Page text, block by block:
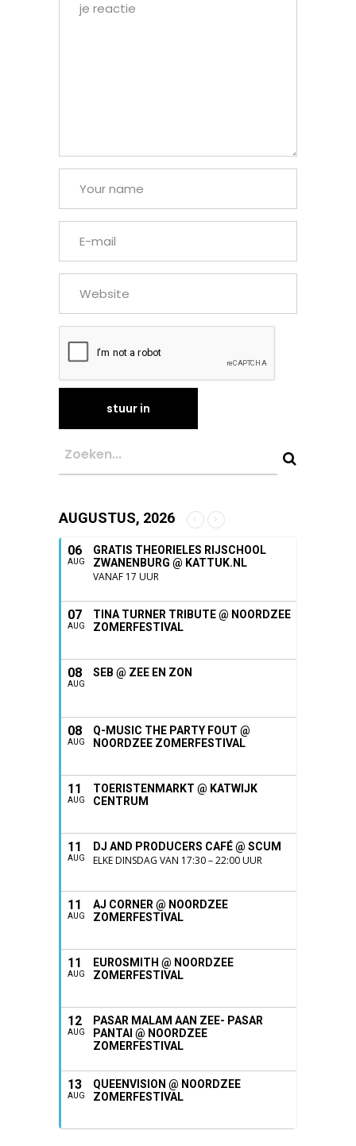
AUGUSTUS, 2026
06
AUG
GRATIS THEORIELES RIJSCHOOL
ZWANENBURG @ KATTUK.NL
VANAF 17 UUR
07
AUG
TINA TURNER TRIBUTE @ NOORDZEE
ZOMERFESTIVAL
08
AUG
SEB @ ZEE EN ZON
08
AUG
Q-MUSIC THE PARTY FOUT @
NOORDZEE ZOMERFESTIVAL
11
AUG
TOERISTENMARKT @ KATWIJK
CENTRUM
11
AUG
DJ AND PRODUCERS CAFÉ @ SCUM
ELKE DINSDAG VAN 17:30 – 22:00 UUR
11
AUG
AJ CORNER @ NOORDZEE
ZOMERFESTIVAL
11
AUG
EUROSMITH @ NOORDZEE
ZOMERFESTIVAL
12
AUG
PASAR MALAM AAN ZEE- PASAR
PANTAI @ NOORDZEE
ZOMERFESTIVAL
13
AUG
QUEENVISION @ NOORDZEE
ZOMERFESTIVAL